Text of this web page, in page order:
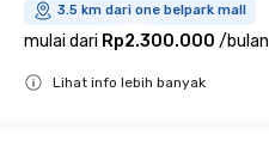
3.5 km dari one belpark mall
mulai dari Rp2.300.000 /bulan
Lihat info lebih banyak